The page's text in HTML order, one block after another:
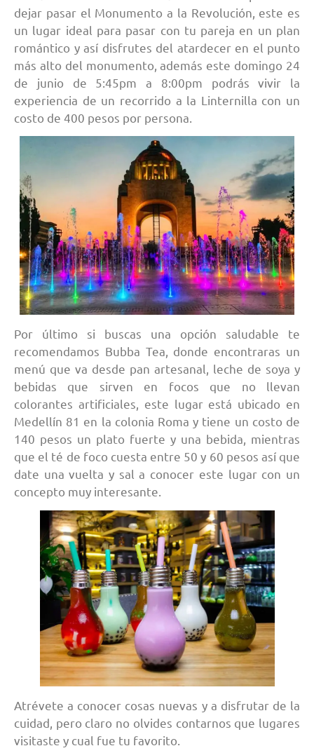
dejar pasar el Monumento a la Revolución, este es
un lugar ideal para pasar con tu pareja en un plan
romántico y así disfrutes del atardecer en el punto
más alto del monumento, además este domingo 24
de junio de 5:45pm a 8:00pm podrás vivir la
experiencia de un recorrido a la Linternilla con un
costo de 400 pesos por persona.
Por último si buscas una opción saludable te
recomendamos Bubba Tea, donde encontraras un
menú que va desde pan artesanal, leche de soya y
bebidas que sirven en focos que no llevan
colorantes artificiales, este lugar está ubicado en
Medellín 81 en la colonia Roma y tiene un costo de
140 pesos un plato fuerte y una bebida, mientras
que el té de foco cuesta entre 50 y 60 pesos así que
date una vuelta y sal a conocer este lugar con un
concepto muy interesante.
Atrévete a conocer cosas nuevas y a disfrutar de la
cuidad, pero claro no olvides contarnos que lugares
visitaste y cual fue tu favorito.